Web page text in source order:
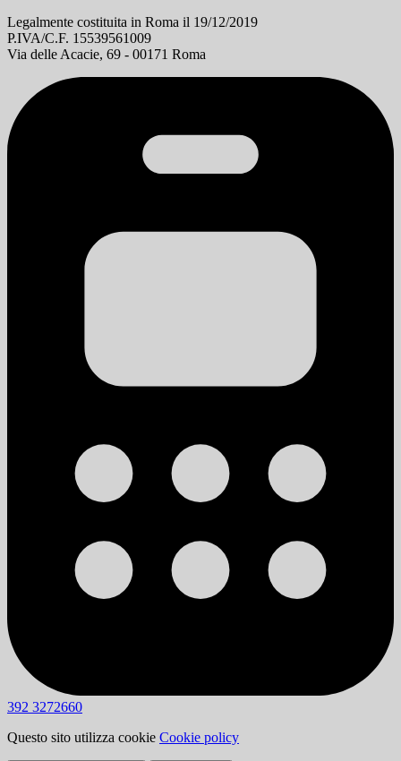
Legalmente costituita in Roma il 19/12/2019
P.IVA/C.F. 15539561009
Via delle Acacie, 69 - 00171 Roma
392 3272660
Questo sito utilizza cookie Cookie policy